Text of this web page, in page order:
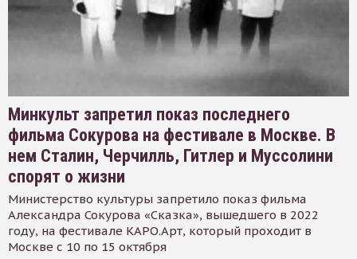
Минкульт запретил показ последнего
фильма Сокурова на фестивале в Москве. В
нем Сталин, Черчилль, Гитлер и Муссолини
спорят о жизни
Министерство культуры запретило показ фильма
Александра Сокурова «Сказка», вышедшего в 2022
году, на фестивале КАРО.Арт, который проходит в
Москве с 10 по 15 октября